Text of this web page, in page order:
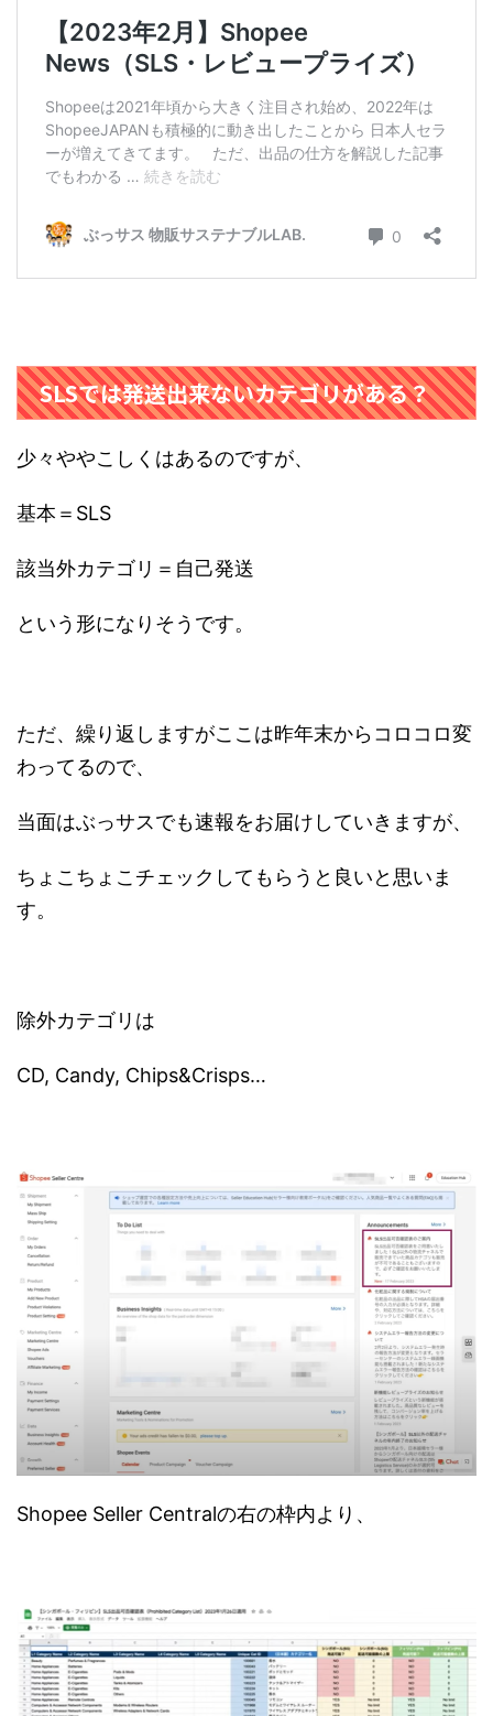
SLSでは発送出来ないカテゴリがある？
少々ややこしくはあるのですが、
基本＝SLS
該当外カテゴリ＝自己発送
という形になりそうです。
ただ、繰り返しますがここは昨年末からコロコロ変
わってるので、
当面はぶっサスでも速報をお届けしていきますが、
ちょこちょこチェックしてもらうと良いと思いま
す。
除外カテゴリは
CD, Candy, Chips&Crisps…
Shopee Seller Centralの右の枠内より、